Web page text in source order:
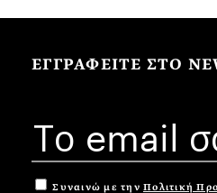
ΕΓΓΡΑΦΕΙΤΕ ΣΤΟ
Συναινώ με την Πολιτική